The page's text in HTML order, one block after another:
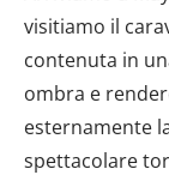
visitiamo il
contenuta in
ombra e
esternamente
spettacolare